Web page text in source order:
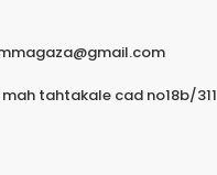
tahtakale cad no18b/311